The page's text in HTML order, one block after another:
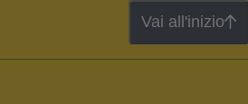
Vai all'inizio